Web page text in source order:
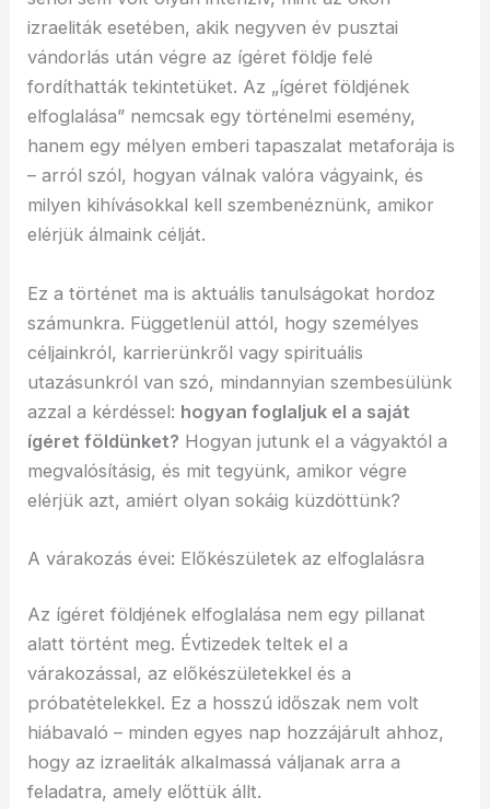
izraeliták esetében, akik negyven év pusztai
vándorlás után végre az ígéret földje felé
fordíthatták tekintetüket. Az „ígéret földjének
elfoglalása” nemcsak egy történelmi esemény,
hanem egy mélyen emberi tapaszalat metaforája is
– arról szól, hogyan válnak valóra vágyaink, és
milyen kihívásokkal kell szembenéznünk, amikor
elérjük álmaink célját.
Ez a történet ma is aktuális tanulságokat hordoz
számunkra. Függetlenül attól, hogy személyes
céljainkról, karrierünkről vagy spirituális
utazásunkról van szó, mindannyian szembesülünk
azzal a kérdéssel: hogyan foglaljuk el a saját
ígéret földünket? Hogyan jutunk el a vágyaktól a
megvalósításig, és mit tegyünk, amikor végre
elérjük azt, amiért olyan sokáig küzdöttünk?
A várakozás évei: Előkészületek az elfoglalásra
Az ígéret földjének elfoglalása nem egy pillanat
alatt történt meg. Évtizedek teltek el a
várakozással, az előkészületekkel és a
próbatételekkel. Ez a hosszú időszak nem volt
hiábavaló – minden egyes nap hozzájárult ahhoz,
hogy az izraeliták alkalmassá váljanak arra a
feladatra, amely előttük állt.